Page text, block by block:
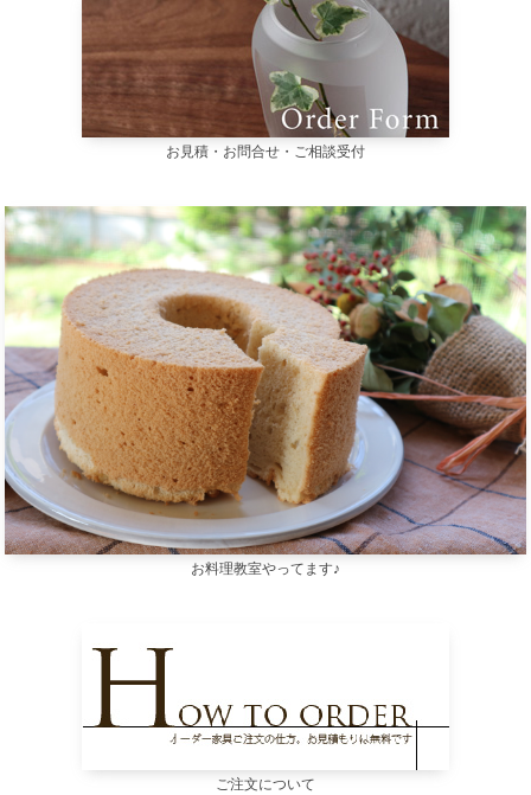
お見積・お問合せ・ご相談受付
お料理教室やってます♪
ご注文について